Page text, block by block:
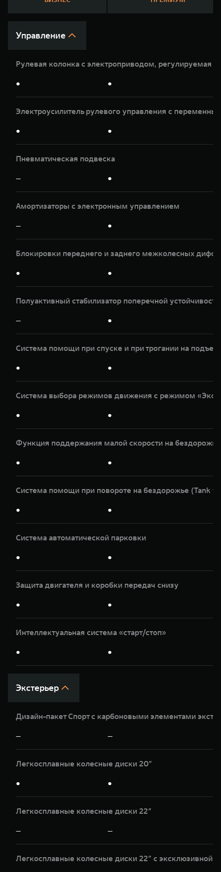
от 6 149 000 ₽
WEY 80
Масштаб возможностей
от 6 449 000 ₽
Масштаб
Управление
Рулевая колонка с электроприводом, регулируемая
● ●
Электроусилитель рулевого управления с
● ●
Пневматическая подвеска
— ●
Амортизаторы с электронным управлением
— ●
Блокировки переднего и заднего межколесных
● ●
Полуактивный стабилизатор поперечной устойчивости
— ●
Система помощи при спуске и при трогании на
● ●
Система выбора режимов движения с режимом
● ●
Функция поддержания малой скорости на
● ●
Система помощи при повороте на бездорожье (Tank
● ●
Система автоматической парковки
● ●
Защита двигателя и коробки передач снизу
● ●
Интеллектуальная система «старт/стоп»
● ●
Экстерьер
Дизайн-пакет Спорт с карбоновыми элементами
— —
Легкосплавные колесные диски 20”
● ●
Легкосплавные колесные диски 22”
— —
Легкосплавные колесные диски 22” c эксклюзивной